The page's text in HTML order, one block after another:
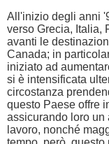
All'inizio degli anni
verso Grecia, Italia,
avanti le
Canada; in
iniziato ad
si è intensificata
circostanza
questo Paese offre
assicurando loro un
lavoro, nonché